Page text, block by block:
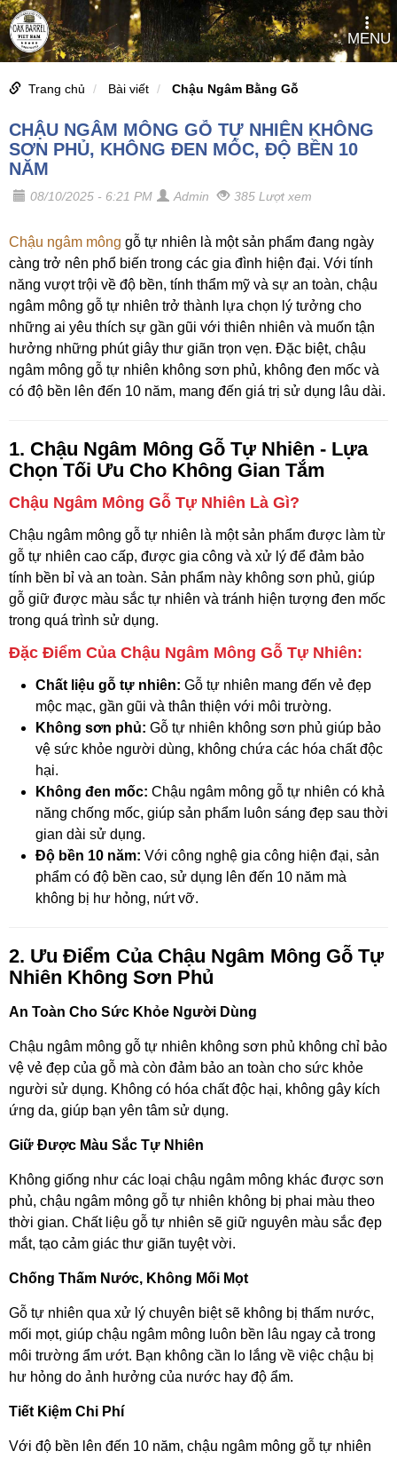
MENU
Trang chủ Bài viết Chậu Ngâm Bằng Gỗ
CHẬU NGÂM MÔNG GỖ TỰ NHIÊN KHÔNG
SƠN PHỦ, KHÔNG ĐEN MỐC, ĐỘ BỀN 10
NĂM
08/10/2025 - 6:21 PM Admin 385 Lượt xem
Chậu ngâm mông gỗ tự nhiên là một sản phẩm đang ngày
càng trở nên phổ biến trong các gia đình hiện đại. Với tính
năng vượt trội về độ bền, tính thẩm mỹ và sự an toàn, chậu
ngâm mông gỗ tự nhiên trở thành lựa chọn lý tưởng cho
những ai yêu thích sự gần gũi với thiên nhiên và muốn tận
hưởng những phút giây thư giãn trọn vẹn. Đặc biệt, chậu
ngâm mông gỗ tự nhiên không sơn phủ, không đen mốc và
có độ bền lên đến 10 năm, mang đến giá trị sử dụng lâu dài.
1. Chậu Ngâm Mông Gỗ Tự Nhiên - Lựa
Chọn Tối Ưu Cho Không Gian Tắm
Chậu Ngâm Mông Gỗ Tự Nhiên Là Gì?
Chậu ngâm mông gỗ tự nhiên là một sản phẩm được làm từ
gỗ tự nhiên cao cấp, được gia công và xử lý để đảm bảo
tính bền bỉ và an toàn. Sản phẩm này không sơn phủ, giúp
gỗ giữ được màu sắc tự nhiên và tránh hiện tượng đen mốc
trong quá trình sử dụng.
Đặc Điểm Của Chậu Ngâm Mông Gỗ Tự Nhiên:
Chất liệu gỗ tự nhiên: Gỗ tự nhiên mang đến vẻ đẹp
mộc mạc, gần gũi và thân thiện với môi trường.
Không sơn phủ: Gỗ tự nhiên không sơn phủ giúp bảo
vệ sức khỏe người dùng, không chứa các hóa chất độc
hại.
Không đen mốc: Chậu ngâm mông gỗ tự nhiên có khả
năng chống mốc, giúp sản phẩm luôn sáng đẹp sau thời
gian dài sử dụng.
Độ bền 10 năm: Với công nghệ gia công hiện đại, sản
phẩm có độ bền cao, sử dụng lên đến 10 năm mà
không bị hư hỏng, nứt vỡ.
2. Ưu Điểm Của Chậu Ngâm Mông Gỗ Tự
Nhiên Không Sơn Phủ
An Toàn Cho Sức Khỏe Người Dùng
Chậu ngâm mông gỗ tự nhiên không sơn phủ không chỉ bảo
vệ vẻ đẹp của gỗ mà còn đảm bảo an toàn cho sức khỏe
người sử dụng. Không có hóa chất độc hại, không gây kích
ứng da, giúp bạn yên tâm sử dụng.
Giữ Được Màu Sắc Tự Nhiên
Không giống như các loại chậu ngâm mông khác được sơn
phủ, chậu ngâm mông gỗ tự nhiên không bị phai màu theo
thời gian. Chất liệu gỗ tự nhiên sẽ giữ nguyên màu sắc đẹp
mắt, tạo cảm giác thư giãn tuyệt vời.
Chống Thấm Nước, Không Mối Mọt
Gỗ tự nhiên qua xử lý chuyên biệt sẽ không bị thấm nước,
mối mọt, giúp chậu ngâm mông luôn bền lâu ngay cả trong
môi trường ẩm ướt. Bạn không cần lo lắng về việc chậu bị
hư hỏng do ảnh hưởng của nước hay độ ẩm.
Tiết Kiệm Chi Phí
Với độ bền lên đến 10 năm, chậu ngâm mông gỗ tự nhiên